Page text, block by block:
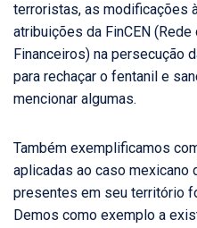
terroristas, as modificações
atribuições da FinCEN
Financeiros) na persecução
para rechaçar o fentanil e
mencionar algumas.
Também exemplificamos
aplicadas ao caso
presentes em seu território
Demos como exemplo a